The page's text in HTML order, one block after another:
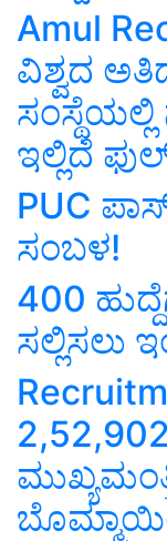
Amul
ವಿಶ್ವದ
ಸಂಸ್ಥೆಯಲ್ಲಿ
ಇಲ್ಲಿದೆ
PUC
ಸಂಬಳ!
400
ಸಲ್ಲಿಸಲು